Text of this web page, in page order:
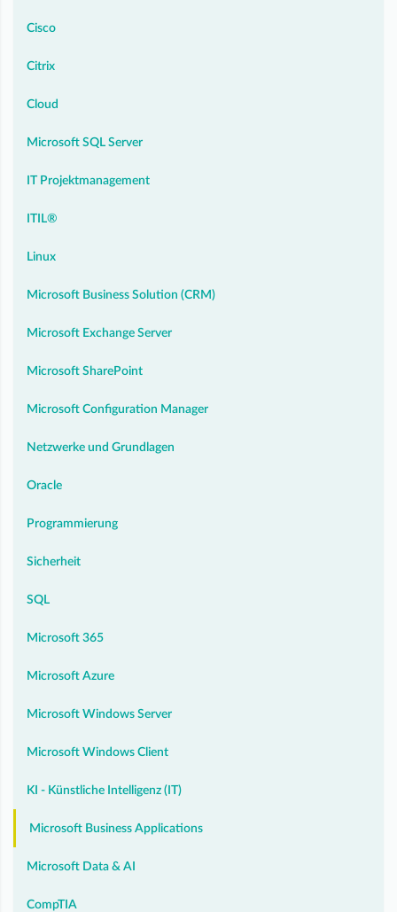
Cisco
Citrix
Cloud
Microsoft SQL Server
IT Projektmanagement
ITIL®
Linux
Microsoft Business Solution (CRM)
Microsoft Exchange Server
Microsoft SharePoint
Microsoft Configuration Manager
Netzwerke und Grundlagen
Oracle
Programmierung
Sicherheit
SQL
Microsoft 365
Microsoft Azure
Microsoft Windows Server
Microsoft Windows Client
KI - Künstliche Intelligenz (IT)
Microsoft Business Applications
Microsoft Data & AI
CompTIA